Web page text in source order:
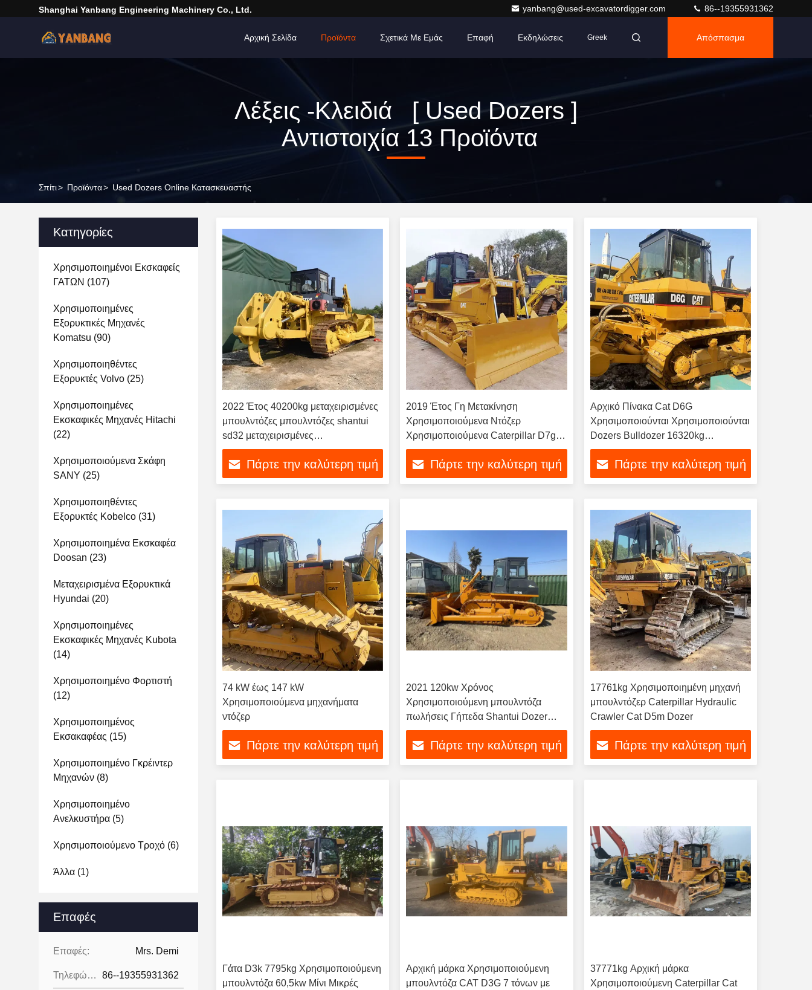
Shanghai Yanbang Engineering Machinery Co., Ltd. yanbang@used-excavatordigger.com 86--19355931362
Αρχική Σελίδα Προϊόντα Σχετικά Με Εμάς Επαφή Εκδηλώσεις Greek Απόσπασμα
Λέξεις -κλειδιά [ Used Dozers ]
Αντιστοιχία 13 Προϊόντα
Σπίτι> Προϊόντα> Used Dozers Online Κατασκευαστής
Κατηγορίες
Χρησιμοποιημένοι Εκσκαφείς
ΓΑΤΩΝ (107)
Χρησιμοποιημένες
Εξορυκτικές Μηχανές
Komatsu (90)
Χρησιμοποιηθέντες
Εξορυκτές Volvo (25)
Χρησιμοποιημένες
Εκσκαφικές Μηχανές Hitachi
(22)
Χρησιμοποιούμενα Σκάφη
SANY (25)
Χρησιμοποιηθέντες
Εξορυκτές Kobelco (31)
Χρησιμοποιημένα Εκσκαφέα
Doosan (23)
Μεταχειρισμένα Εξορυκτικά
Hyundai (20)
Χρησιμοποιημένες
Εκσκαφικές Μηχανές Kubota
(14)
Χρησιμοποιημένο Φορτιστή
(12)
Χρησιμοποιημένος
Εκσακαφέας (15)
Χρησιμοποιημένο Γκρέιντερ
Μηχανών (8)
Χρησιμοποιημένο
Ανελκυστήρα (5)
Χρησιμοποιούμενο Τροχό (6)
Άλλα (1)
Επαφές
Επαφές: Mrs. Demi
Τηλεφώνημα: 86--19355931362
2022 Έτος 40200kg μεταχειρισμένες
μπουλντόζες μπουλντόζες shantui
sd32 μεταχειρισμένες
κατασκευαστικές συσκευές
μπουλντόζες
Πάρτε την καλύτερη τιμή
2019 Έτος Γη Μετακίνηση
Χρησιμοποιούμενα Ντόζερ
Χρησιμοποιούμενα Caterpillar D7g
Bulldozer 3500 Hou
Πάρτε την καλύτερη τιμή
Αρχικό Πίνακα Cat D6G
Χρησιμοποιούνται Χρησιμοποιούνται
Dozers Bulldozer 16320kg
Caterpillar Crawler Dozer
Πάρτε την καλύτερη τιμή
74 kW έως 147 kW
Χρησιμοποιούμενα μηχανήματα
ντόζερ
Πάρτε την καλύτερη τιμή
2021 120kw Χρόνος
Χρησιμοποιούμενη μπουλντόζα
πωλήσεις Γήπεδα Shantui Dozer
Sd16 Χρησιμοποιούμενη Crawler
μπουλντόζα
Πάρτε την καλύτερη τιμή
17761kg Χρησιμοποιημένη μηχανή
μπουλντόζερ Caterpillar Hydraulic
Crawler Cat D5m Dozer
Πάρτε την καλύτερη τιμή
Γάτα D3k 7795kg Χρησιμοποιούμενη
μπουλντόζα 60,5kw Μίνι Μικρές
Αρχική μάρκα Χρησιμοποιούμενη
μπουλντόζα CAT D3G 7 τόνων με
37771kg Αρχική μάρκα
Χρησιμοποιούμενη Caterpillar Cat